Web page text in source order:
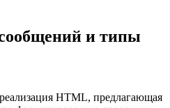
и типы
HTML, предлагающая